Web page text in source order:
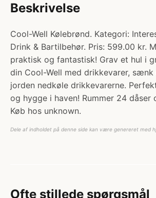
Beskrivelse
Cool-Well Kølebrønd. Kategori:
Drink & Bartilbehør. Pris: 599.00 kr.
praktisk og fantastisk! Grav et hul i
din Cool-Well med drikkevarer, sænk
jorden nedkøle drikkevarerne.
og hygge i haven! Rummer 24 dåser
Køb hos unknown.
Dele af indholdet på denne side kan være genereret med
Ofte stillede spørgsmål